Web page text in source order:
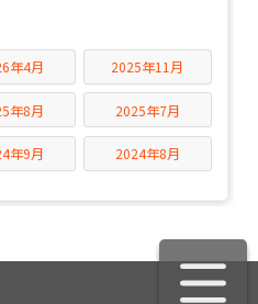
年4月 2025年11月
年8月 2025年7月
年9月 2024年8月